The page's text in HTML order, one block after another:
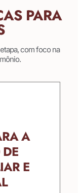
PARA
com foco na
A
E